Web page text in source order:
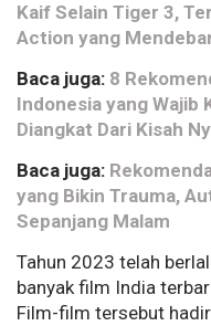
Kaif Selain Tiger 3,
Action yang
Baca juga: 8
Indonesia yang Wajib
Diangkat Dari Kisah
Baca juga:
yang Bikin Trauma,
Sepanjang Malam
Tahun 2023 telah
banyak film India
Film-film tersebut